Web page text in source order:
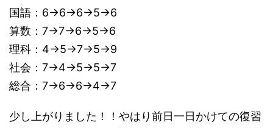
国語：6→6→6→5→6
算数：7→7→6→5→6
理科：4→5→7→5→9
社会：7→4→5→5→7
総合：7→6→6→4→7
少し上がりました！！やはり前日一日かけての復習